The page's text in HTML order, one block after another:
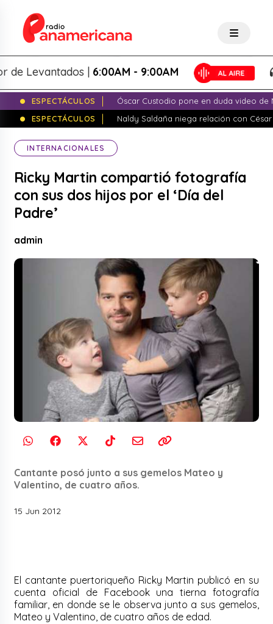
Levantados |6:00AM - 9:00AM
ESPECTÁCULOS
Óscar Custodio pone en duda video de
ESPECTÁCULOS
Naldy Saldaña niega relación con
INTERNACIONALES
Ricky Martin compartió fotografía
con sus dos hijos por el ‘Día del
Padre’
admin
Cantante posó junto a sus gemelos Mateo y
Valentino, de cuatro años.
15 Jun 2012
El cantante puertoriqueño Ricky Martin publicó en su
cuenta oficial de Facebook una tierna fotografía
familiar, en donde se le observa junto a sus gemelos,
Mateo y Valentino, de cuatro años de edad.